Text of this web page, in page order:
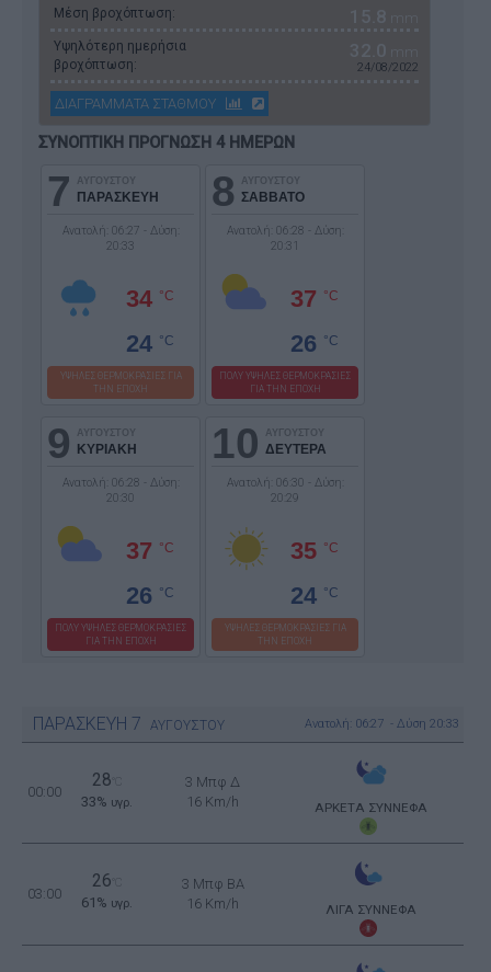
Μέση βροχόπτωση: 15.8 mm
Υψηλότερη ημερήσια
βροχόπτωση:
32.0 mm
24/08/2022
ΔΙΑΓΡΑΜΜΑΤΑ ΣΤΑΘΜΟΥ
ΣΥΝΟΠΤΙΚΗ ΠΡΟΓΝΩΣΗ 4 ΗΜΕΡΩΝ
7 ΑΥΓΟΥΣΤΟΥ
ΠΑΡΑΣΚΕΥΗ
Ανατολή: 06:27 - Δύση:
20:33
34 °C
24 °C
ΥΨΗΛΕΣ ΘΕΡΜΟΚΡΑΣΙΕΣ ΓΙΑ
ΤΗΝ ΕΠΟΧΗ
8 ΑΥΓΟΥΣΤΟΥ
ΣΑΒΒΑΤΟ
Ανατολή: 06:28 - Δύση:
20:31
37 °C
26 °C
ΠΟΛΥ ΥΨΗΛΕΣ ΘΕΡΜΟΚΡΑΣΙΕΣ
ΓΙΑ ΤΗΝ ΕΠΟΧΗ
9 ΑΥΓΟΥΣΤΟΥ
ΚΥΡΙΑΚΗ
Ανατολή: 06:28 - Δύση:
20:30
37 °C
26 °C
ΠΟΛΥ ΥΨΗΛΕΣ ΘΕΡΜΟΚΡΑΣΙΕΣ
ΓΙΑ ΤΗΝ ΕΠΟΧΗ
10 ΑΥΓΟΥΣΤΟΥ
ΔΕΥΤΕΡΑ
Ανατολή: 06:30 - Δύση:
20:29
35 °C
24 °C
ΥΨΗΛΕΣ ΘΕΡΜΟΚΡΑΣΙΕΣ ΓΙΑ
ΤΗΝ ΕΠΟΧΗ
ΠΑΡΑΣΚΕΥΗ 7 ΑΥΓΟΥΣΤΟΥ Ανατολή: 06:27 - Δύση 20:33
00:00
28
33% υγρ.
3 Μπφ Δ
16 Km/h
ΑΡΚΕΤΑ ΣΥΝΝΕΦΑ
03:00
26
61% υγρ.
3 Μπφ BA
16 Km/h
ΛΙΓΑ ΣΥΝΝΕΦΑ